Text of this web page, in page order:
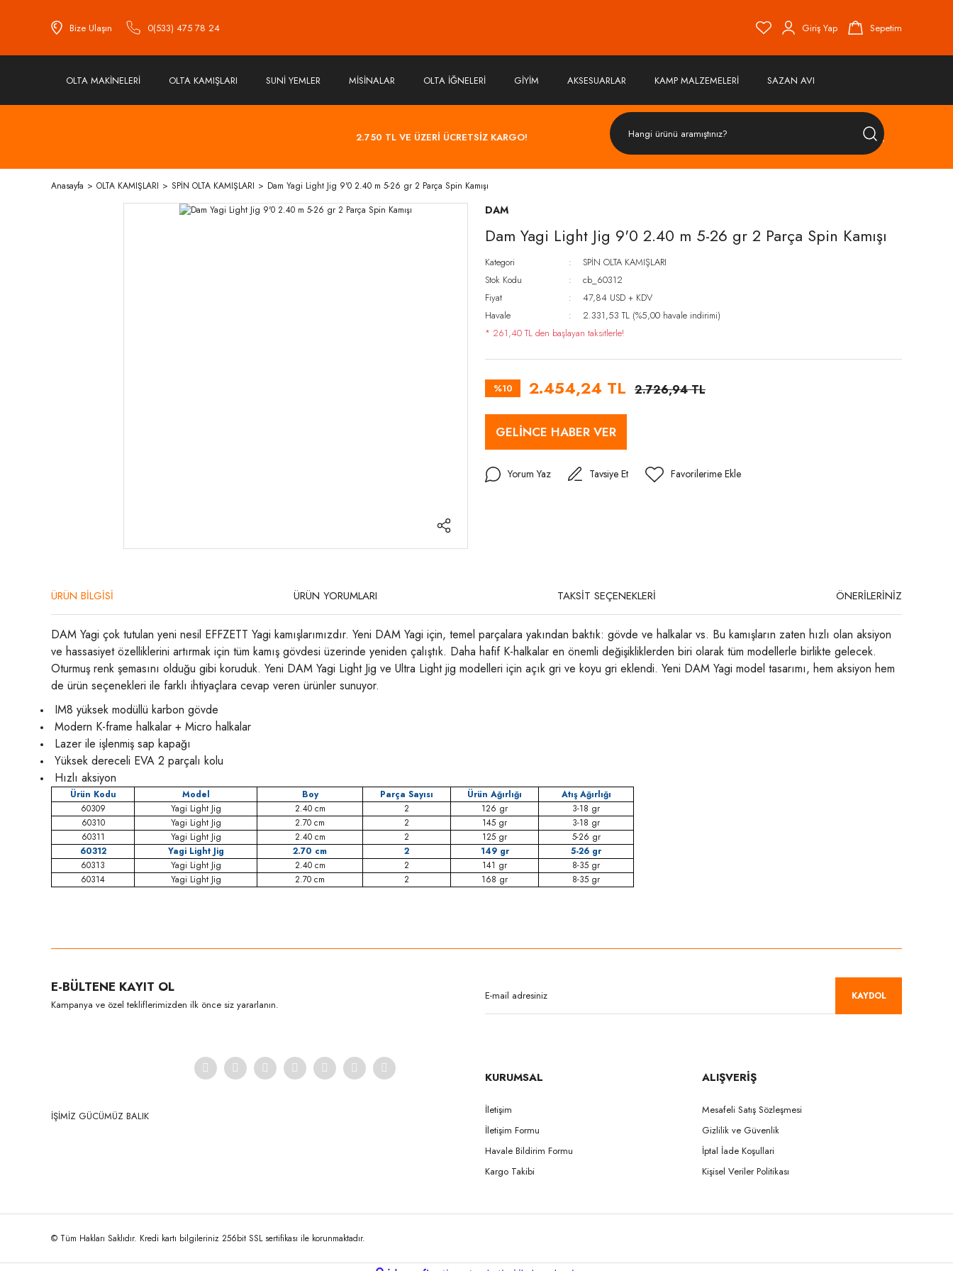
Bize Ulaşın 0(533) 475 78 24 Giriş Yap Sepetim
OLTA MAKİNELERİ OLTA KAMIŞLARI SUNİ YEMLER MİSİNALAR OLTA İĞNELERİ GİYİM AKSESUARLAR KAMP MALZEMELERİ SAZAN AVI
2.750 TL VE ÜZERİ ÜCRETSİZ KARGO!
ÜRÜN
Anasayfa OLTA KAMIŞLARI SPİN OLTA KAMIŞLARI Dam Yagi Light Jig 9'0 2.40 m 5-26 gr 2 Parça Spin Kamışı
DAM
Dam Yagi Light Jig 9'0 2.40 m 5-26 gr 2 Parça Spin Kamışı
Kategori
SPİN OLTA KAMIŞLARI
Stok Kodu
cb_60312
Fiyat
47,84 USD + KDV
Havale
2.331,53 TL (%5,00 havale indirimi)
* 261,40 TL den başlayan taksitlerle!
%10 2.454,24 TL 2.726,94 TL
GELİNCE HABER VER
Yorum Yaz Tavsiye Et
ÜRÜN BİLGİSİ ÜRÜN YORUMLARI TAKSİT SEÇENEKLERİ ÖNERİLERİNİZ
DAM Yagi çok tutulan yeni nesil EFFZETT Yagi kamışlarımızdır. Yeni DAM Yagi için, temel parçalara yakından baktık: gövde ve halkalar vs. Bu kamışların zaten hızlı olan aksiyon
ve hassasiyet özelliklerini artırmak için tüm kamış gövdesi üzerinde yeniden çalıştık. Daha hafif K-halkalar en önemli değişikliklerden biri olarak tüm modellerle birlikte gelecek.
Oturmuş renk şemasını olduğu gibi koruduk. Yeni DAM Yagi Light Jig ve Ultra Light jig modelleri için açık gri ve koyu gri eklendi. Yeni DAM Yagi model tasarımı, hem aksiyon hem
de ürün seçenekleri ile farklı ihtiyaçlara cevap veren ürünler sunuyor.
IM8 yüksek modüllü karbon gövde
Modern K-frame halkalar + Micro halkalar
Lazer ile işlenmiş sap kapağı
Yüksek dereceli EVA 2 parçalı kolu
Hızlı aksiyon
Ürün Kodu Model Boy Parça Sayısı Ürün Ağırlığı
Atış Ağırlığı
60309
Yagi Light Jig 2.40 cm 2 126 gr
3-18 gr
60310
Yagi Light Jig 2.70 cm 2 145 gr
3-18 gr
60311
Yagi Light Jig 2.40 cm 2 125 gr
5-26 gr
60312
Yagi Light Jig 2.70 cm 2 149 gr
5-26 gr
60313
Yagi Light Jig 2.40 cm 2 141 gr
8-35 gr
60314
Yagi Light Jig 2.70 cm 2 168 gr 8-35 gr
Ürün açıklamasında eksik bilgiler bulunuyor.
Ürün bilgilerinde hatalar bulunuyor.
E-BÜLTENE KAYIT OL
Kampanya ve özel tekliflerimizden ilk önce siz yararlanın.
KAYDOL
İŞİMİZ GÜCÜMÜZ BALIK
KURUMSAL
İletişim
İletişim Formu
Havale Bildirim Formu
Kargo Takibi
ALIŞVERİŞ
Mesafeli Satış Sözleşmesi
Gizlilik ve Güvenlik
İptal İade Koşullari
Kişisel Veriler Politikası
© Tüm Hakları Saklıdır. Kredi kartı bilgileriniz 256bit SSL sertifikası ile korunmaktadır.